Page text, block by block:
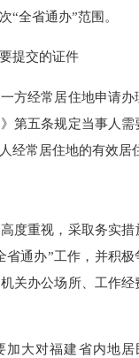
“全省通办”范围。
要提交的证件
方经常居住地申请
》第五条规定当事人 需
经常居住地的有效居
度重视 ， 采取务实措
省通办”工作 ， 并积极
关办公场所、工作经
加大对福建省内地居